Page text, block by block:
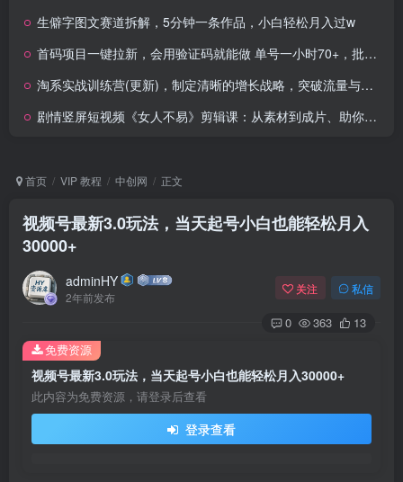
生僻字图文赛道拆解，5分钟一条作品，小白轻松月入过w
首码项目一键拉新，会用验证码就能做 单号一小时70+，批量做每天500+
淘系实战训练营(更新)，制定清晰的增长战略，突破流量与利润瓶颈，实现企业的规模化盈利
剧情竖屏短视频《女人不易》剪辑课：从素材到成片、助你成为能驾驭复杂故事的剪辑师
首页 VIP 教程 中创网 正文
视频号最新3.0玩法，当天起号小白也能轻松月入
30000+
adminHY
2年前发布
关注 私信
0 363 13
视频号最新3.0玩法，当天起号小白也能轻松月入30000+
此内容为免费资源，请登录后查看
登录查看
免费资源